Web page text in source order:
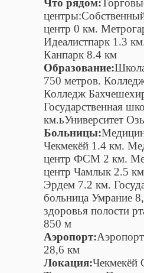
центр 0 км.
Идеалистпарк 1.3
Канпарк 8.4 км
Образование:
750 метров.
Колледж
Государственная
км.ьУниверситет
Больницы:
Чекмекёй 1.4 км.
центр ФСМ 2 км.
центр Чамлык 2.5
Эрдем 7.2 км.
больница Умрание
здоровья полости
850 м
Аэропорт:
28,6 км
Локация:Чекмекёй